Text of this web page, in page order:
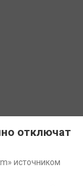
отключат
источником